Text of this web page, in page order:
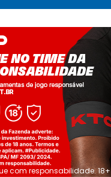
com responsabilidade. 18+